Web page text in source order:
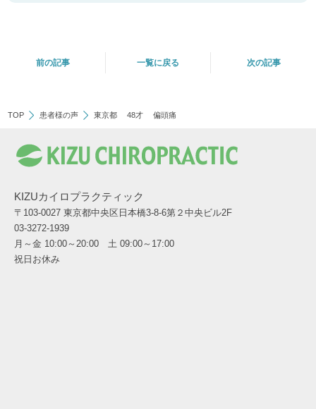
前の記事 一覧に戻る 次の記事
TOP 患者様の声 東京都 48才 偏頭痛
KIZUカイロプラクティック
〒103-0027 東京都中央区日本橋3-8-6第２中央ビル2F
03-3272-1939
月～金 10:00～20:00 土 09:00～17:00
祝日お休み